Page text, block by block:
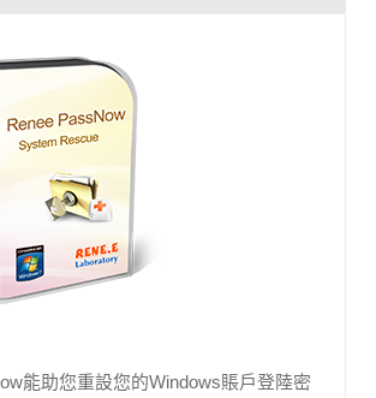
關於我們
能助您重設您的Windows賬戶登陸密